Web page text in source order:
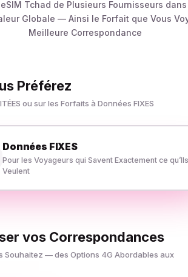
Tchad de Plusieurs Fournisseurs
Globale — Ainsi le Forfait que Vous
Meilleure Correspondance
Préférez
ou sur les Forfaits à Données FIXES
Données FIXES
Pour les Voyageurs qui Savent Exactement ce qu’Ils
Veulent
vos Correspondances
Souhaitez — des Options 4G Abordables aux